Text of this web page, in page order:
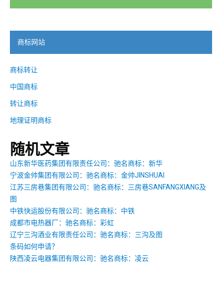
章
导
航
商标网站
商标转让
中国商标
转让商标
地理证明商标
随机文章
山东新华医药集团有限责任公司：驰名商标：新华
宁波金帅集团有限公司：驰名商标：金帅JINSHUAI
江苏三房巷集团有限公司：驰名商标：三房巷SANFANGXIANG及
图
中铁快运股份有限公司：驰名商标：中铁
成都市电热器厂：驰名商标：彩虹
辽宁三沟酒业有限责任公司：驰名商标：三沟及图
条码如何申请？
陕西凌云电器集团有限公司：驰名商标：凌云